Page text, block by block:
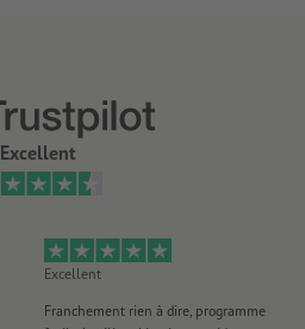
Excellent
Excellent
Franchement rien à dire, programme